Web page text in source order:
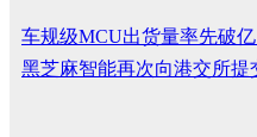
车规级MCU出货量率先破
黑芝麻智能再次向港交所提